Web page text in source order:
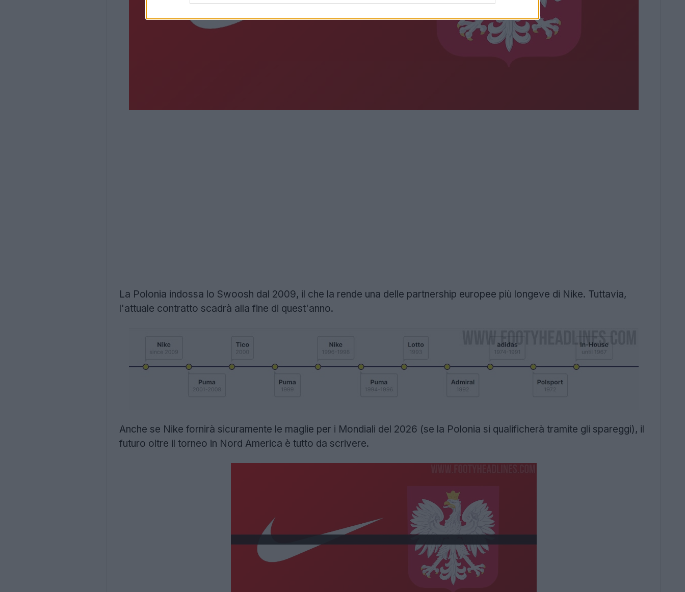
La Polonia indossa lo Swoosh dal 2009, il che la rende una delle partnership europee più longeve di Nike. Tuttavia,
l'attuale contratto scadrà alla fine di quest'anno.
Anche se Nike fornirà sicuramente le maglie per i Mondiali del 2026 (se la Polonia si qualificherà tramite gli spareggi), il
futuro oltre il torneo in Nord America è tutto da scrivere.